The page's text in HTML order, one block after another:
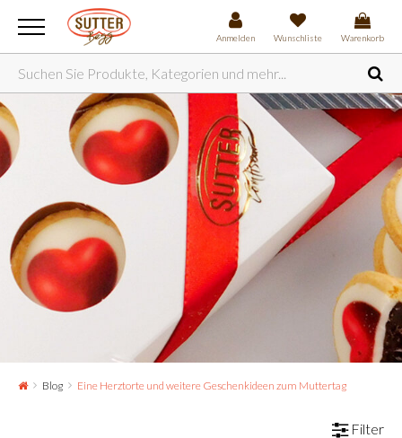
Anmelden Wunschliste Warenkorb
Blog Eine Herztorte und weitere Geschenkideen zum Muttertag
Filter